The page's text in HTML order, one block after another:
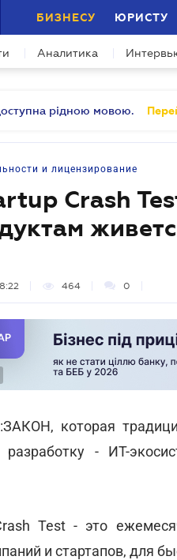
БИЗНЕСУ ЮРИСТУ
Аналитика
рідною мовою.
и лицензирование
Crash
464 0
которая
- ИТ-
Test - это
и стартапов, для